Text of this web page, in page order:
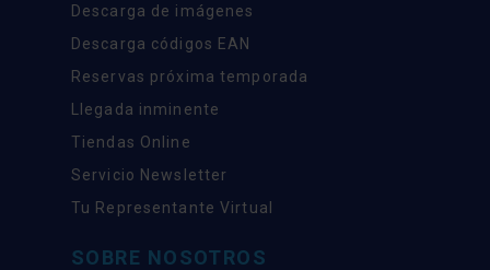
Descarga de imágenes
Descarga códigos EAN
Reservas próxima temporada
Llegada inminente
Tiendas Online
Servicio Newsletter
Tu Representante Virtual
SOBRE NOSOTROS